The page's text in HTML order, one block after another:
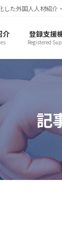
た外国人人材紹
介 登録支援
Registered
記